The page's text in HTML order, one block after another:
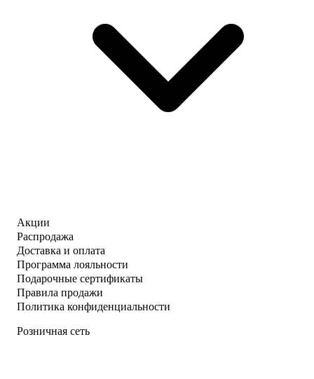
Акции
Распродажа
Доставка и оплата
Программа лояльности
Подарочные сертификаты
Правила продажи
Политика конфиденциальности
Розничная сеть